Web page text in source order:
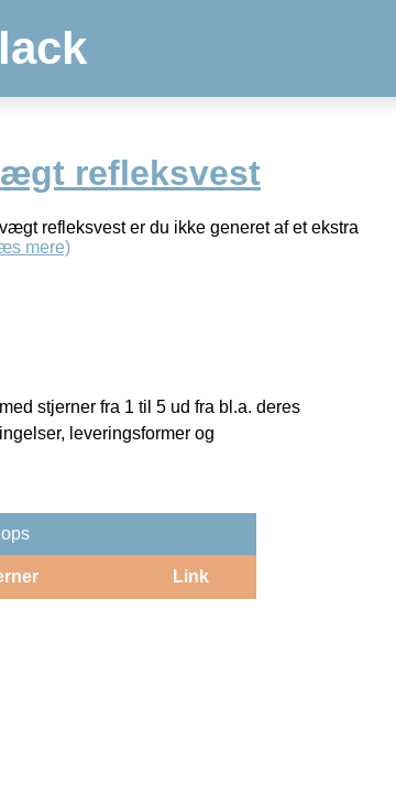
refleksvest
refleksvest er du ikke generet af et ekstra
mere)
stjerner fra 1 til 5 ud fra bl.a. deres
leveringsformer og
Link